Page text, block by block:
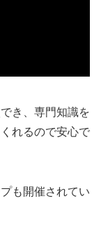
き、専門知識を
れるので安心で
も開催されてい